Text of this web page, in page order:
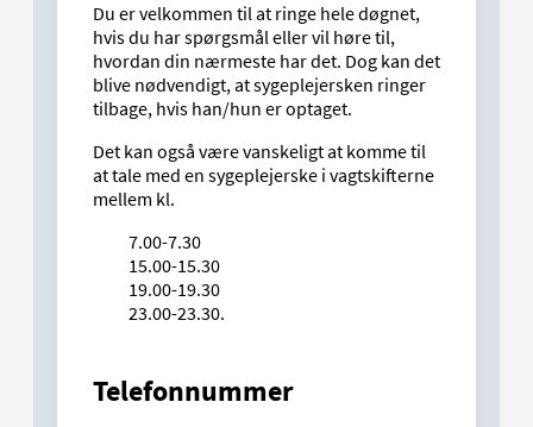
Du er velkommen til at ringe hele døgnet,
hvis du har spørgsmål eller vil høre til,
hvordan din nærmeste har det. Dog kan det
blive nødvendigt, at sygeplejersken ringer
tilbage, hvis han/hun er optaget.
Det kan også være vanskeligt at komme til
at tale med en sygeplejerske i vagtskifterne
mellem kl.
7.00-7.30
15.00-15.30
19.00-19.30
23.00-23.30.
Telefonnummer